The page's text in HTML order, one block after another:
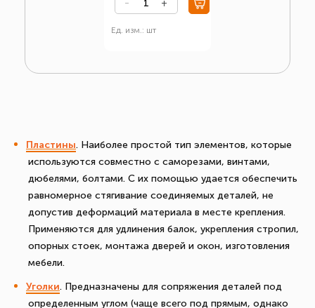
Пластины. Наиболее простой тип элементов, которые
используются совместно с саморезами, винтами,
дюбелями, болтами. С их помощью удается обеспечить
равномерное стягивание соединяемых деталей, не
допустив деформаций материала в месте крепления.
Применяются для удлинения балок, укрепления стропил,
опорных стоек, монтажа дверей и окон, изготовления
мебели.
Уголки. Предназначены для сопряжения деталей под
определенным углом (чаще всего под прямым, однако
Ед. изм.: шт